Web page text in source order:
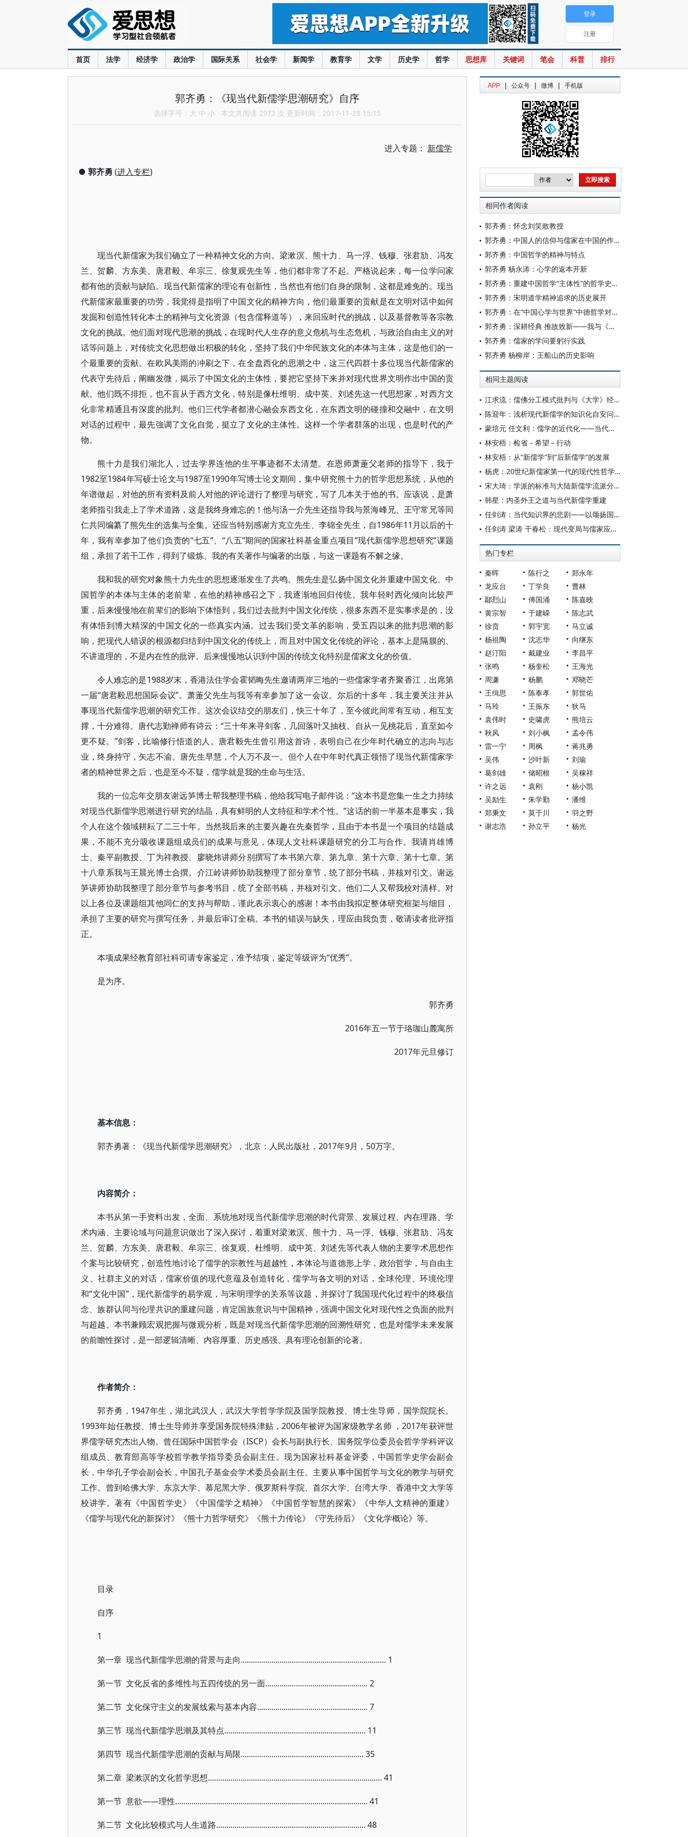
首页 法学 经济学 政治学 国际关系 社会学 新闻学 教育学 文学 历史学 哲学 思想库 关键词 笔会 科普 排行
登录
注册
郭齐勇：《现当代新儒学思潮研究》自序
选择字号： 大 中 小 本文共阅读 2973 次 更新时间：2017-11-28 15:15
进入专题： 新儒学
● 郭齐勇 (进入专栏)
现当代新儒家为我们确立了一种精神文化的方向。梁漱溟、熊十力、马一浮、钱穆、张君劢、冯友
兰、贺麟、方东美、唐君毅、牟宗三、徐复观先生等，他们都非常了不起。严格说起来，每一位学问家
都有他的贡献与缺陷。现当代新儒家的理论有创新性，当然也有他们自身的限制，这都是难免的。现当
代新儒家最重要的功劳，我觉得是指明了中国文化的精神方向，他们最重要的贡献是在文明对话中如何
发掘和创造性转化本土的精神与文化资源（包含儒释道等），来回应时代的挑战，以及基督教等各宗教
文化的挑战。他们面对现代思潮的挑战，在现时代人生存的意义危机与生态危机，与政治自由主义的对
话等问题上，对传统文化思想做出积极的转化，坚持了我们中华民族文化的本体与主体，这是他们的一
个最重要的贡献。在欧风美雨的冲刷之下，在全盘西化的思潮之中，这三代四群十多位现当代新儒家的
代表守先待后，阐幽发微，揭示了中国文化的主体性，要把它坚持下来并对现代世界文明作出中国的贡
献。他们既不排拒，也不盲从于西方文化，特别是像杜维明、成中英、刘述先这一代思想家，对西方文
化非常精通且有深度的批判。他们三代学者都潜心融会东西文化，在东西文明的碰撞和交融中，在文明
对话的过程中，最先強调了文化自觉，挺立了文化的主体性。这样一个学者群落的出现，也是时代的产
物。
熊十力是我们湖北人，过去学界连他的生平事迹都不太清楚。在恩师萧萐父老师的指导下，我于
1982至1984年写硕士论文与1987至1990年写博士论文期间，集中研究熊十力的哲学思想系统，从他的
年谱做起，对他的所有资料及前人对他的评论进行了整理与研究，写了几本关于他的书。应该说，是萧
老师指引我走上了学术道路，这是我终身难忘的！他与汤一介先生还指导我与景海峰兄、王守常兄等同
仁共同编纂了熊先生的选集与全集。还应当特别感谢方克立先生、李锦全先生，自1986年11月以后的十
年，我有幸参加了他们负责的“七五”、“八五”期间的国家社科基金重点项目“现代新儒学思想研究”课题
组，承担了若干工作，得到了锻炼。我的有关著作与编著的出版，与这一课题有不解之缘。
我和我的研究对象熊十力先生的思想逐渐发生了共鸣。熊先生是弘扬中国文化并重建中国文化、中
国哲学的本体与主体的老前辈，在他的精神感召之下，我逐渐地回归传统。我年轻时西化倾向比较严
重，后来慢慢地在前辈们的影响下体悟到，我们过去批判中国文化传统，很多东西不是实事求是的，没
有体悟到博大精深的中国文化的一些真实内涵。过去我们受文革的影响，受五四以来的批判思潮的影
响，把现代人错误的根源都归结到中国文化的传统上，而且对中国文化传统的评论，基本上是隔膜的、
不讲道理的，不是内在性的批评。后来慢慢地认识到中国的传统文化特别是儒家文化的价值。
令人难忘的是1988岁末，香港法住学会霍韬晦先生邀请两岸三地的一些儒家学者齐聚香江，出席第
一届“唐君毅思想国际会议”。萧萐父先生与我等有幸参加了这一会议。尔后的十多年，我主要关注并从
事现当代新儒学思潮的研究工作。这次会议结交的朋友们，快三十年了，至今彼此间常有互动，相互支
撑，十分难得。唐代志勤禅师有诗云：“三十年来寻剑客，几回落叶又抽枝。自从一见桃花后，直至如今
更不疑。”剑客，比喻修行悟道的人。唐君毅先生曾引用这首诗，表明自己在少年时代确立的志向与志
业，终身持守，矢志不渝。唐先生早慧，个人万不及一。但个人在中年时代真正领悟了现当代新儒家学
者的精神世界之后，也是至今不疑，儒学就是我的生命与生活。
我的一位忘年交朋友谢远笋博士帮我整理书稿，他给我写电子邮件说：“这本书是您集一生之力持续
对现当代新儒学思潮进行研究的结晶，具有鲜明的人文特征和学术个性。”这话的前一半基本是事实，我
个人在这个领域耕耘了二三十年。当然我后来的主要兴趣在先秦哲学，且由于本书是一个项目的结题成
果，不能不充分吸收课题组成员们的成果与意见，体现人文社科课题研究的分工与合作。我请肖雄博
士、秦平副教授、丁为祥教授、廖晓炜讲师分别撰写了本书第六章、第九章、第十六章、第十七章。第
十八章系我与王晨光博士合撰。介江岭讲师协助我整理了部分章节，统了部分书稿，并核对引文。谢远
笋讲师协助我整理了部分章节与参考书目，统了全部书稿，并核对引文。他们二人又帮我校对清样。对
以上各位及课题组其他同仁的支持与帮助，谨此表示衷心的感谢！本书由我拟定整体研究框架与细目，
承担了主要的研究与撰写任务，并最后审订全稿。本书的错误与缺失，理应由我负责，敬请读者批评指
正。
本项成果经教育部社科司请专家鉴定，准予结项，鉴定等级评为“优秀”。
是为序。
郭齐勇
2016年五一节于珞珈山麓寓所
2017年元旦修订
基本信息：
郭齐勇著：《现当代新儒学思潮研究》，北京：人民出版社，2017年9月，50万字。
内容简介：
本书从第一手资料出发，全面、系统地对现当代新儒学思潮的时代背景、发展过程、内在理路、学
术内涵、主要论域与问题意识做出了深入探讨，着重对梁漱溟、熊十力、马一浮、钱穆、张君劢、冯友
兰、贺麟、方东美、唐君毅、牟宗三、徐复观、杜维明、成中英、刘述先等代表人物的主要学术思想作
个案与比较研究，创造性地讨论了儒学的宗教性与超越性，本体论与道德形上学，政治哲学，与自由主
义、社群主义的对话，儒家价值的现代意蕴及创造转化，儒学与各文明的对话，全球伦理、环境伦理
和“文化中国”，现代新儒学的易学观，与宋明理学的关系等议题，并探讨了我国现代化过程中的终极信
念、族群认同与伦理共识的重建问题，肯定国族意识与中国精神，强调中国文化对现代性之负面的批判
与超越。本书兼顾宏观把握与微观分析，既是对现当代新儒学思潮的回溯性研究，也是对儒学未来发展
的前瞻性探讨，是一部逻辑清晰、内容厚重、历史感强、具有理论创新的论著。
作者简介：
郭齐勇，1947年生，湖北武汉人，武汉大学哲学学院及国学院教授、博士生导师，国学院院长。
1993年始任教授、博士生导师并享受国务院特殊津贴，2006年被评为国家级教学名师 ，2017年获评世
界儒学研究杰出人物。曾任国际中国哲学会（ISCP）会长与副执行长、国务院学位委员会哲学学科评议
组成员、教育部高等学校哲学教学指导委员会副主任。现为国家社科基金评委，中国哲学史学会副会
长，中华孔子学会副会长，中国孔子基金会学术委员会副主任。主要从事中国哲学与文化的教学与研究
工作。曾到哈佛大学、东京大学、慕尼黑大学、俄罗斯科学院、首尔大学、台湾大学、香港中文大学等
校讲学。著有《中国哲学史》《中国儒学之精神》《中国哲学智慧的探索》《中华人文精神的重建》
《儒学与现代化的新探讨》《熊十力哲学研究》《熊十力传论》《守先待后》《文化学概论》等。
目录
自序
1
第一章 现当代新儒学思潮的背景与走向....................................................................... 1
第一节 文化反省的多维性与五四传统的另一面.................................................. 2
第二节 文化保守主义的发展线索与基本内容...................................................... 7
第三节 现当代新儒学思潮及其特点..................................................................... 11
第四节 现当代新儒学思潮的贡献与局限............................................................ 35
第二章 梁漱溟的文化哲学思想..................................................................................... 41
第一节 意欲——理性.............................................................................................. 41
第二节 文化比较模式与人生道路......................................................................... 48
APP | 公众号 | 微博 | 手机版
相同作者阅读
郭齐勇：怀念刘笑敢教授
郭齐勇：中国人的信仰与儒家在中国的作用
郭齐勇：中国哲学的精神与特点
郭齐勇 杨永涛：心学的返本开新
郭齐勇：重建中国哲学“主体性”的哲学史书写
郭齐勇：宋明道学精神追求的历史展开
郭齐勇：在“中国心学与世界”中德哲学对话开幕式上的讲话
郭齐勇：深耕经典 推故致新——我与《船山学刊》
郭齐勇：儒家的学问要躬行实践
郭齐勇 杨柳岸：王船山的历史影响
相同主题阅读
江求流：儒佛分工模式批判与《大学》经典地位的确立
陈迎年：浅析现代新儒学的知识化自安问题——从冯友兰、牟宗三对“儒学”的“哲学”界定说起
蒙培元 任文利：儒学的近代化——当代新儒学
林安梧：检省－希望－行动
林安梧：从“新儒学”到“后新儒学”的发展
杨虎：20世纪新儒家第一代的现代性哲学建构之回望
宋大琦：学派的标准与大陆新儒学流派分析
韩星：内圣外王之道与当代新儒学重建
任剑涛：当代知识界的悲剧——以颂扬国家代替限制权力
任剑涛 梁涛 干春松：现代变局与儒家应对之道
热门专栏
秦晖 陈行之
郑永年
龙应台
丁学良
曹林
鄢烈山
傅国涌
陈嘉映
黄宗智
于建嵘
陈志武
徐贲
郭宇宽
马立诚
杨祖陶
沈志华
向继东
赵汀阳
戴建业
李昌平
张鸣
杨奎松
王海光
周濂
杨鹏
邓晓芒
王缉思
陈奉孝
郭世佑
马玲
王振东
狄马
袁伟时
史啸虎
熊培云
秋风
刘小枫
孟令伟
雷一宁
周枫
蒋兆勇
吴伟
沙叶新
刘瑜
葛剑雄
储昭根
吴稼祥
许之远
袁刚
杨小凯
吴励生
朱学勤
潘维
郑秉文
莫于川
羽之野
谢志浩
孙立平 杨光